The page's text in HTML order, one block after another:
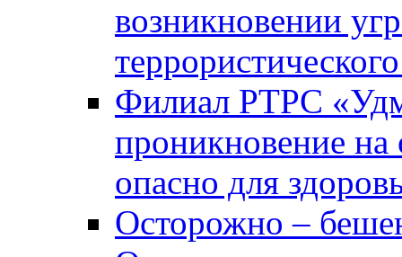
возникновении
Филиал РТРС
проникновение на
опасно для
Осторожно –